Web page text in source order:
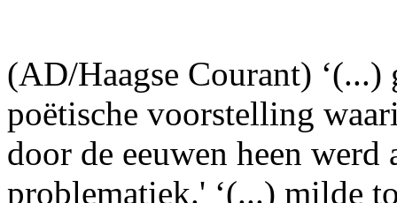
(AD/Haagse Courant)
poëtische voorstelling
door de eeuwen heen
problematiek.' ‘(...) milde